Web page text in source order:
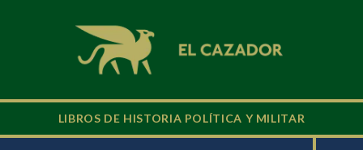
LIBROS DE HISTORIA POLÍTICA Y MILITAR